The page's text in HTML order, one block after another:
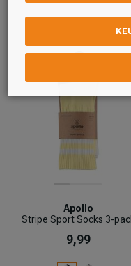
Apollo
Stripe Sport Socks 3-
9,99